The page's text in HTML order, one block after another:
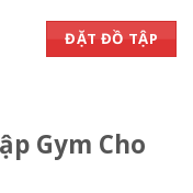
ĐẶT ĐỒ TẬP
Gym Cho